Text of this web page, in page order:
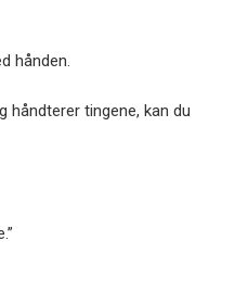
hånden.
håndterer tingene, kan du